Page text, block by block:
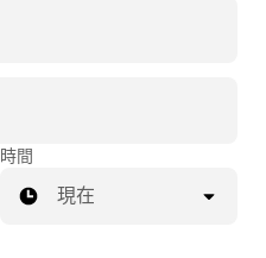
時間
現在